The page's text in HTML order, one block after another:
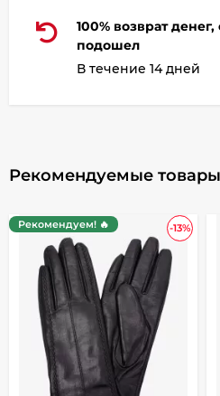
100% возврат
подошел
В течение 14 дней
Рекомендуемые товары
-13%
Рекомендуем! 🔥